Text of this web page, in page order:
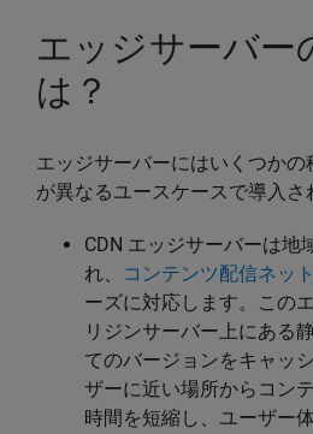
エッジサーバー
は？
エッジサーバーにはいくつか
が異なるユースケースで導入さ
CDN エッジサーバーは地
れ、
コンテンツ配信ネッ
ーズに対応します。この
リジンサーバー上にある
てのバージョンをキャッ
ザーに近い場所からコン
時間を短縮し、ユーザー